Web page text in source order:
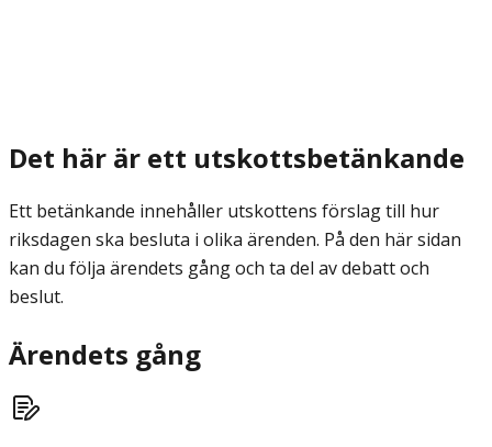
Det här är ett utskottsbetänkande
Ett betänkande innehåller utskottens förslag till hur
riksdagen ska besluta i olika ärenden. På den här sidan
kan du följa ärendets gång och ta del av debatt och
beslut.
Ärendets gång